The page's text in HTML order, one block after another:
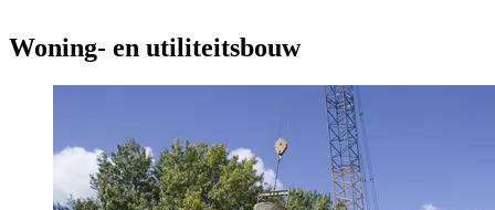
Woning- en utiliteitsbouw